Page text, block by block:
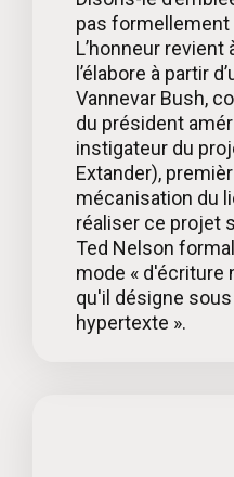
pas formellement
L’honneur revient
l’élabore à partir
Vannevar Bush,
du président
instigateur du
Extander),
mécanisation du
réaliser ce projet
Ted Nelson
mode « d'écriture
qu'il désigne
hypertexte ».